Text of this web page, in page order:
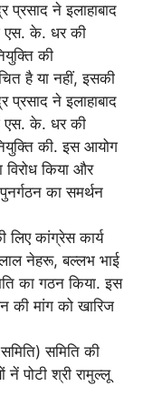
ने इलाहाबाद
एस. के. धर की
की
है या नहीं, इसकी
ने इलाहाबाद
एस. के. धर की
की. इस आयोग
विरोध किया और
का समर्थन
लिए कांग्रेस कार्य
नेहरू, बल्लभ भाई
का गठन किया. इस
की मांग को खारिज
समिति की
नें पोटी श्री रामुल्लू